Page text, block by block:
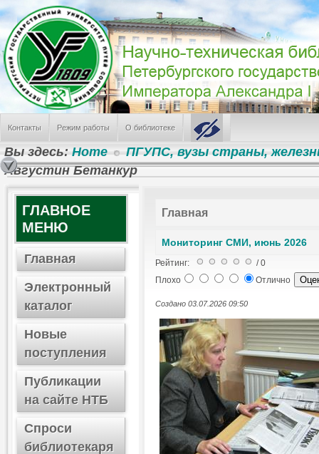
Контакты Режим работы О библиотеке
Вы здесь:Home
ПГУПС, вузы страны,
Августин Бетанкур
Пресса о ПГУПС (дайджест СМИ за июль 2026 г.)
День железнодорожника
ПГУПС заслужил грант в Федеральном конкурсе
Режим работы НТБ летом 2026 года
В поиске альма-матер
САМЫЕ ПОПУЛЯРНЫЕ
Режим работы отделов Научно-технической библиотеки
Электронные Ресурсы
Информация о библиотеке
Лабораторная работа по физике № 100
ГЛАВНОЕ
МЕНЮ
Главная
Электронный
каталог
Новые
поступления
Публикации
на сайте НТБ
Спроси
библиотекаря
Главная
Мониторинг СМИ, июнь 2026
Рейтинг:
/ 0
Плохо
Отлично
Создано 03.07.2026 09:50